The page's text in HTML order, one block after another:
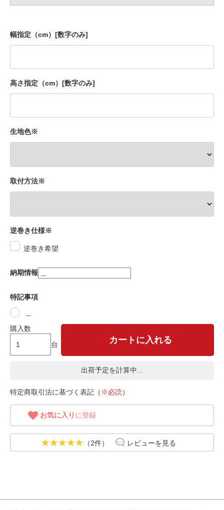
幅指定（cm）[数字のみ]
高さ指定（cm）[数字のみ]
生地色※
取付方法※
逆巻き仕様※
逆巻き希望
納期情報
特記事項
購入数
台
カートに入れる
出荷予定を計算中...
特定商取引法に基づく表記（ ※必読）
お気に入り に登録
（2件） レビューを見る